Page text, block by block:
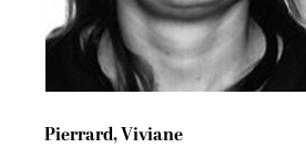
Pierrard, Viviane